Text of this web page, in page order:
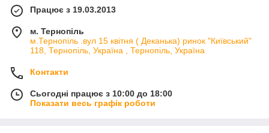
Працює з 19.03.2013
м. Тернопіль
м.Тернопіль .вул 15 квітня ( Деканька) ринок "Київський"
118, Тернопіль, Україна , Тернопіль, Україна
Контакти
Сьогодні працює з 10:00 до 18:00
Показати весь графік роботи